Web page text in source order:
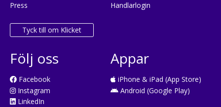
Press
Tyck till om Klicket
Handlarlogin
Följ oss
Facebook
Instagram
LinkedIn
Appar
iPhone & iPad (App Store)
Android (Google Play)